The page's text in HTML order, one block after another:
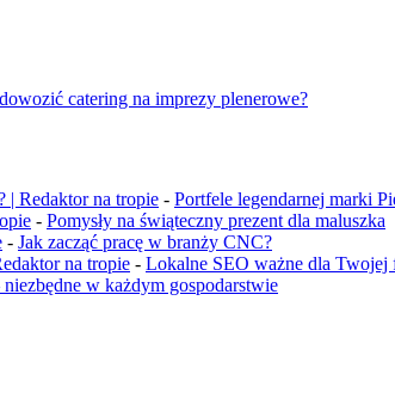
catering na imprezy plenerowe?
| Redaktor na tropie - Portfele legendarnej marki
- Pomysły na świąteczny prezent dla maluszka
- Jak zacząć pracę w branży CNC?
na tropie - Lokalne SEO ważne dla Twojej
w każdym gospodarstwie